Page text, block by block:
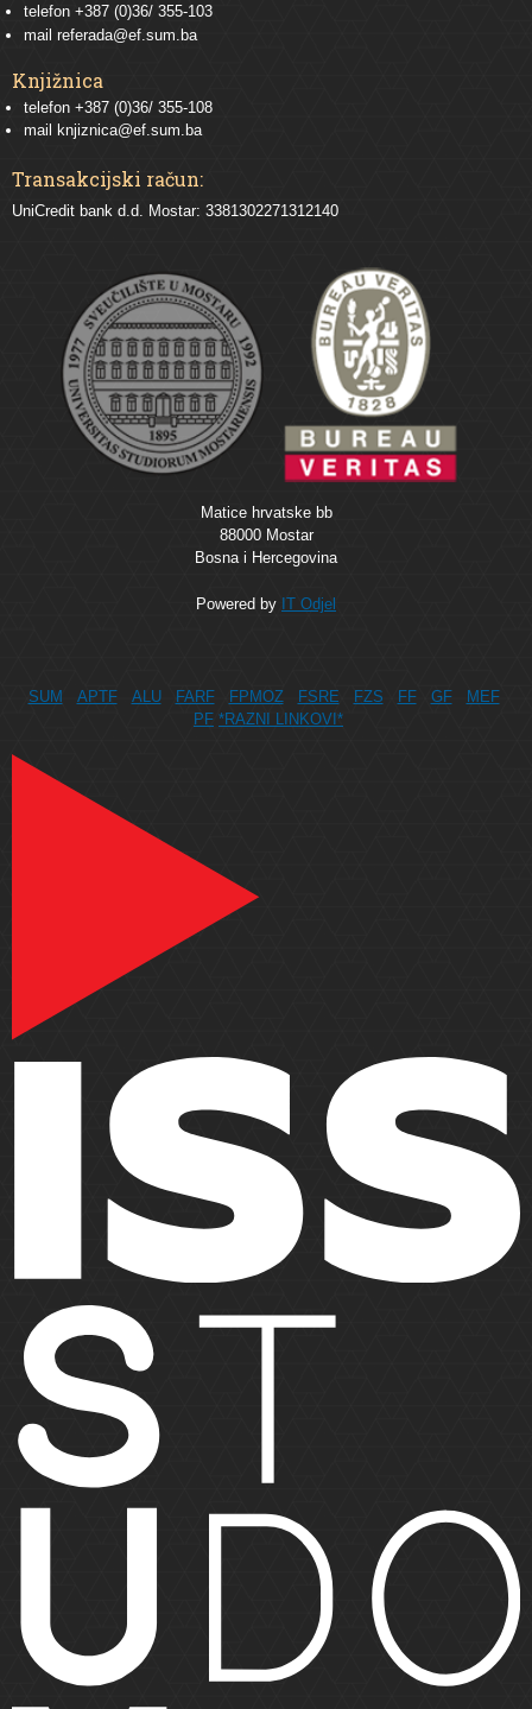
telefon +387 (0)36/ 355-103
mail referada@ef.sum.ba
Knjižnica
telefon +387 (0)36/ 355-108
mail
knjiznica@ef.sum.ba
Transakcijski račun:
UniCredit bank d.d. Mostar: 3381302271312140
Matice hrvatske bb
88000 Mostar
Bosna i Hercegovina
Powered by IT Odjel
SUM APTF ALU FARF FPMOZ FSRE FZS FF GF
MEF
PF *RAZNI LINKOVI*